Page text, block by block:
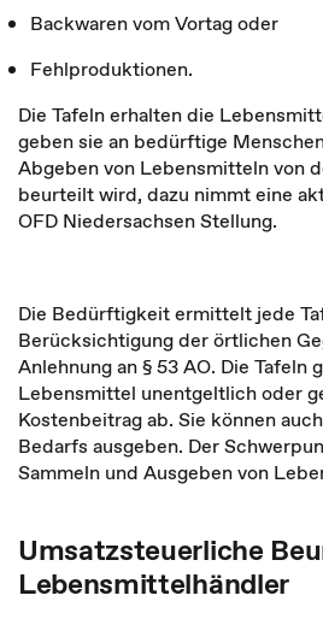
Backwaren vom Vortag oder
Fehlproduktionen.
Die Tafeln erhalten die
geben sie an bedürftige
Abgeben von Lebensmitteln von
beurteilt wird, dazu nimmt eine
OFD Niedersachsen Stellung.
Die Bedürftigkeit ermittelt jede
Berücksichtigung der örtlichen
Anlehnung an § 53 AO. Die Tafeln
Lebensmittel unentgeltlich oder
Kostenbeitrag ab. Sie können
Bedarfs ausgeben. Der
Sammeln und Ausgeben von
Umsatzsteuerliche
Lebensmittelhändler